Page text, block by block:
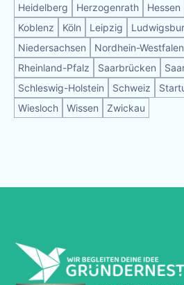
Heidelberg
Herzogenrath Hessen
Koblenz
Köln Leipzig
Niedersachsen
Nordhein-Westfalen
Rheinland-Pfalz
Saarbrücken
Schleswig-Holstein
Schweiz
Wiesloch
Wissen Zwickau